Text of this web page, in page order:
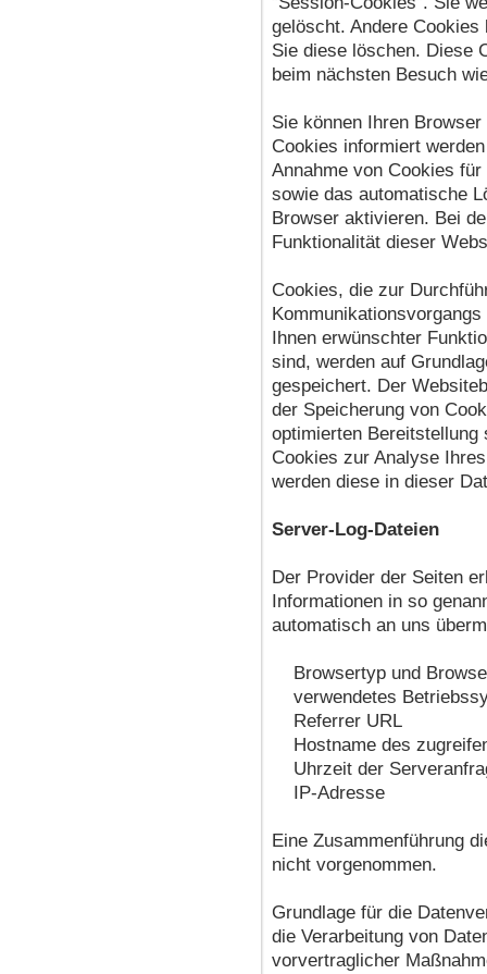
gelöscht. Andere
Sie diese löschen. Diese
beim nächsten Besuch
Sie können Ihren
Cookies informiert
Annahme von Cookies
sowie das automatische
Browser aktivieren. Bei
Funktionalität dieser
Cookies, die zur
Ihnen erwünschter
sind, werden auf
gespeichert. Der
der Speicherung von
optimierten
Cookies zur Analyse
werden diese in dieser
Server-Log-Dateien
Der Provider der Seiten
Informationen in so
automatisch an uns
Browsertyp und
verwendetes
Referrer URL
Hostname des
Uhrzeit der
IP-Adresse
Eine Zusammenführung
nicht vorgenommen.
Grundlage für die
die Verarbeitung von
vorvertraglicher